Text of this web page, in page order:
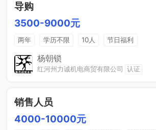
导购
3500-9000元
两年 学历不限 10人
节日福利
带薪年假
年终奖
杨朝锁
红河州力诚机电商贸有限公司 认证
销售人员
4000-10000元